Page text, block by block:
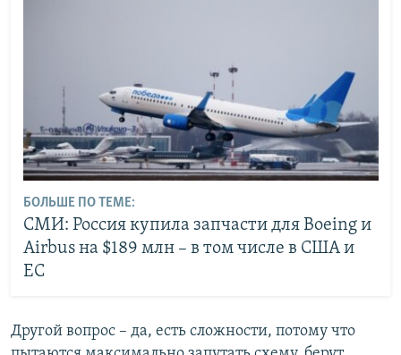
БОЛЬШЕ ПО ТЕМЕ:
СМИ: Россия купила запчасти для Boeing и
Airbus на $189 млн – в том числе в США и
ЕС
Другой вопрос – да, есть сложности, потому что